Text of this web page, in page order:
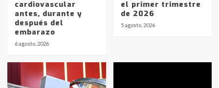
cardiovascular
antes, durante y
después del
embarazo
6 agosto, 2026
el primer trimestre
de 2026
5 agosto, 2026